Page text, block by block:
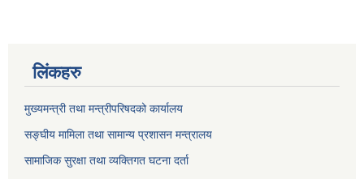
लिंकहरु
मुख्यमन्त्री तथा मन्त्रीपरिषदको कार्यालय
सङ्घीय मामिला तथा सामान्य प्रशासन मन्त्रालय
सामाजिक सुरक्षा तथा व्यक्तिगत घटना दर्ता